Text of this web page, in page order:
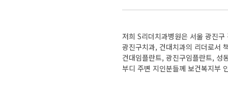
저희 S리더치과병원은 서울 광진
광진구치과, 건대치과의 리더로서
건대임플란트, 광진구임플란트, 성
부디 주변 지인분들께 보건복지부